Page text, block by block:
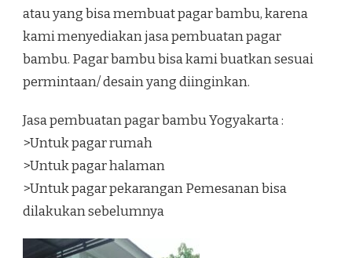
atau yang bisa membuat pagar bambu, karena
kami menyediakan jasa pembuatan pagar
bambu. Pagar bambu bisa kami buatkan sesuai
permintaan/ desain yang diinginkan.
Jasa pembuatan pagar bambu Yogyakarta :
>Untuk pagar rumah
>Untuk pagar halaman
>Untuk pagar pekarangan Pemesanan bisa
dilakukan sebelumnya